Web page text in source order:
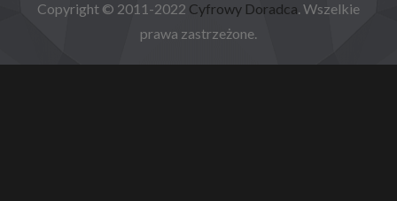
Copyright © 2011-2022 Cyfrowy Doradca . Wszelkie
prawa zastrzeżone.